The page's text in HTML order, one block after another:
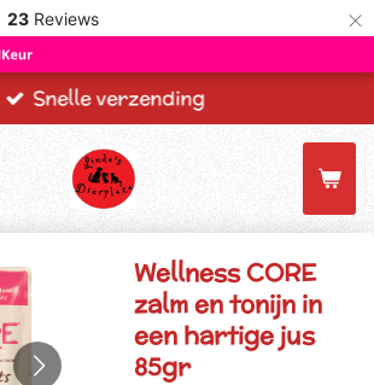
23 Reviews ×
Snelle verzending
Wellness CORE
zalm en tonijn in
een hartige jus
85gr